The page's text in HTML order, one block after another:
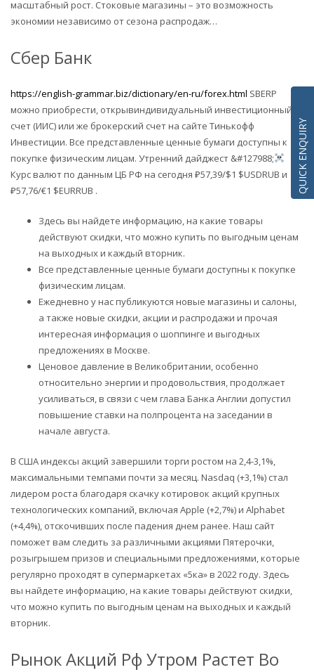
масштабный рост. Стоковые магазины – это возможность
экономии независимо от сезона распродаж…
Сбер Банк
https://english-grammar.biz/dictionary/en-ru/forex.html SBERP
можно приобрести, открывиндивидуальный инвестиционный
счет (ИИС) или же брокерский счет на сайте Тинькофф
Инвестиции. Все представленные ценные бумаги доступны к
покупке физическим лицам. ​​Утренний дайджест &#127988;‍
Курс валют по данным ЦБ РФ на сегодня ₽57,39/$1 $USDRUB и
₽57,76/€1 $EURRUB .
Здесь вы найдете информацию, на какие товары
действуют скидки, что можно купить по выгодным ценам
на выходных и каждый вторник.
Все представленные ценные бумаги доступны к покупке
физическим лицам.
Ежедневно у нас публикуются новые магазины и салоны,
а также новые скидки, акции и распродажи и прочая
интересная информация о шоппинге и выгодных
предложениях в Москве.
Ценовое давление в Великобритании, особенно
относительно энергии и продовольствия, продолжает
усиливаться, в связи с чем глава Банка Англии допустил
повышение ставки на полпроцента на заседании в
начале августа.
В США индексы акций завершили торги ростом на 2,4-3,1%,
максимальными темпами почти за месяц. Nasdaq (+3,1%) стал
лидером роста благодаря скачку котировок акций крупных
технологических компаний, включая Apple (+2,7%) и Alphabet
(+4,4%), отскочивших после падения днем ранее. Наш сайт
поможет вам следить за различными акциями Пятерочки,
розыгрышем призов и специальными предложениями, которые
регулярно проходят в супермаркетах «5ка» в 2022 году. Здесь
вы найдете информацию, на какие товары действуют скидки,
что можно купить по выгодным ценам на выходных и каждый
вторник.
Рынок Акций Рф Утром Растет Во
QUICK ENQUIRY